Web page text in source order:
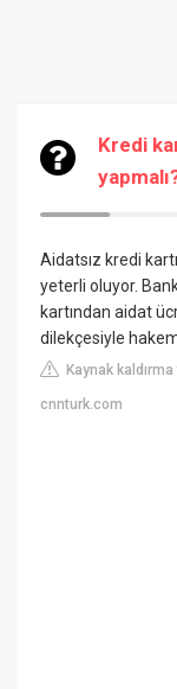
Kredi
Aidatsız kredi
yeterli oluyor.
kartından aidat
dilekçesiyle
Kaynak
cnnturk.com